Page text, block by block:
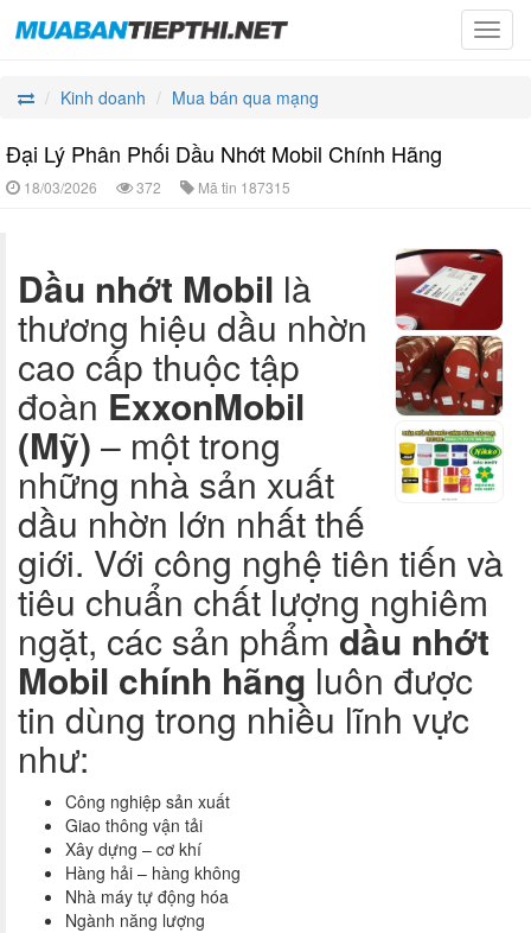
Kinh doanh
Mua bán qua mạng
Đại Lý Phân Phối Dầu Nhớt Mobil Chính Hãng
18/03/2026 372 Mã tin 187315
Dầu nhớt Mobil là
thương hiệu dầu nhờn
cao cấp thuộc tập
đoàn ExxonMobil
(Mỹ) – một trong
những nhà sản xuất
dầu nhờn lớn nhất thế
giới. Với công nghệ tiên tiến và
tiêu chuẩn chất lượng nghiêm
ngặt, các sản phẩm dầu nhớt
Mobil chính hãng luôn được
tin dùng trong nhiều lĩnh vực
như:
Công nghiệp sản xuất
Giao thông vận tải
Xây dựng – cơ khí
Hàng hải – hàng không
Nhà máy tự động hóa
Ngành năng lượng